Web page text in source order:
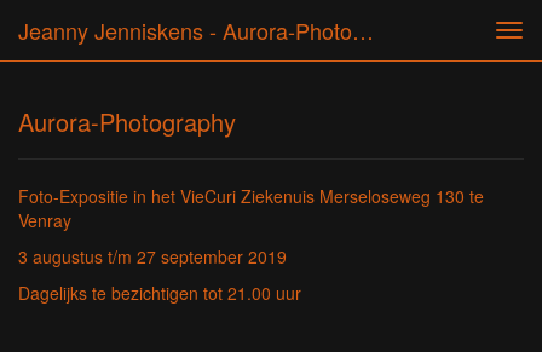
Jeanny Jenniskens - Aurora-Photography
Aurora-Photography
Foto-Expositie in het VieCuri Ziekenuis Merseloseweg 130 te
Venray
3 augustus t/m 27 september 2019
Dagelijks te bezichtigen tot 21.00 uur